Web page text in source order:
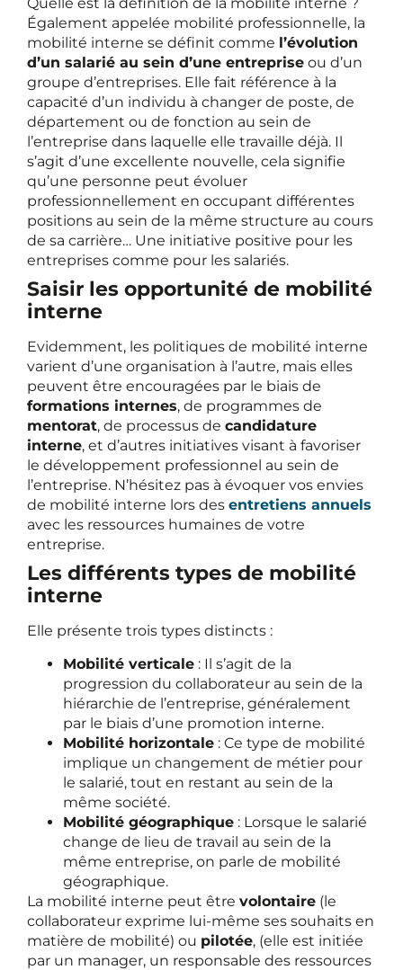
Également appelée mobilité professionnelle, la
mobilité interne se définit comme l’évolution
d’un salarié au sein d’une entreprise ou d’un
groupe d’entreprises. Elle fait référence à la
capacité d’un individu à changer de poste, de
département ou de fonction au sein de
l’entreprise dans laquelle elle travaille déjà. Il
s’agit d’une excellente nouvelle, cela signifie
qu’une personne peut évoluer
professionnellement en occupant différentes
positions au sein de la même structure au cours
de sa carrière… Une initiative positive pour les
entreprises comme pour les salariés.
Saisir les opportunité de mobilité
interne
Evidemment, les politiques de mobilité interne
varient d’une organisation à l’autre, mais elles
peuvent être encouragées par le biais de
formations internes, de programmes de
mentorat, de processus de candidature
interne, et d’autres initiatives visant à favoriser
le développement professionnel au sein de
l’entreprise. N’hésitez pas à évoquer vos envies
de mobilité interne lors des entretiens annuels
avec les ressources humaines de votre
entreprise.
Les différents types de mobilité
interne
Elle présente trois types distincts :
Mobilité verticale : Il s’agit de la
progression du collaborateur au sein de la
hiérarchie de l’entreprise, généralement
par le biais d’une promotion interne.
Mobilité horizontale : Ce type de mobilité
implique un changement de métier pour
le salarié, tout en restant au sein de la
même société.
Mobilité géographique : Lorsque le salarié
change de lieu de travail au sein de la
même entreprise, on parle de mobilité
géographique.
La mobilité interne peut être volontaire (le
collaborateur exprime lui-même ses souhaits en
matière de mobilité) ou pilotée, (elle est initiée
par un manager, un responsable des ressources